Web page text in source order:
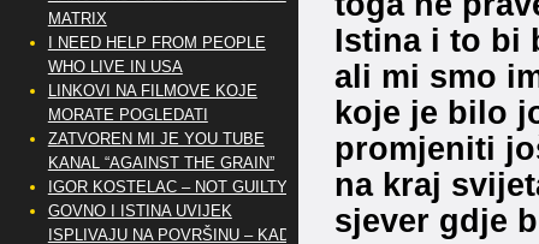
Istina i to bi
ali mi smo
koje je bilo
promjeniti
na kraj
sjever gdje
MATRIX
I NEED HELP FROM PEOPLE
WHO LIVE IN USA
LINKOVI NA FILMOVE KOJE
MORATE POGLEDATI
ZATVOREN MI JE YOU TUBE
KANAL “AGAINST THE GRAIN”
IGOR KOSTELAC – NOT GUILTY
GOVNO I ISTINA UVIJEK
ISPLIVAJU NA POVRŠINU – KAD